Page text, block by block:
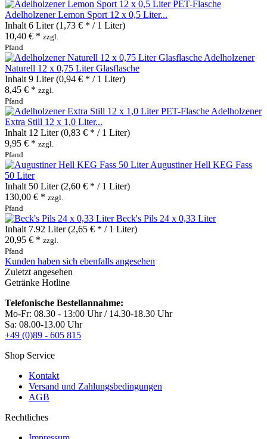
Adelholzener Lemon Sport 12 x 0,5 Liter...
Inhalt 6 Liter(1,73 € * / 1 Liter)
10,40 € * zzgl.
Pfand
Adelholzener
Naturell 12 x 0,75 Liter Glasflasche
Inhalt 9 Liter(0,94 € * / 1 Liter)
8,45 € * zzgl.
Pfand
Adelholzener
Extra Still 12 x 1,0 Liter...
Inhalt 12 Liter(0,83 € * / 1 Liter)
9,95 € * zzgl.
Pfand
Augustiner Hell KEG Fass
50 Liter
Inhalt 50 Liter(2,60 € * / 1 Liter)
130,00 € * zzgl.
Pfand
Beck's Pils 24 x 0,33 Liter
Inhalt 7.92 Liter(2,65 € * / 1 Liter)
20,95 € * zzgl.
Pfand
Kunden haben sich ebenfalls angesehen
Zuletzt angesehen
Getränke Hotline
Telefonische Bestellannahme:
Mo-Fr: 08.30 - 13:00 Uhr / 14.30-18.30 Uhr
Sa: 08.00-13.00 Uhr
+49 (0)89 - 605 815
Shop Service
Kontakt
Versand und Zahlungsbedingungen
AGB
Rechtliches